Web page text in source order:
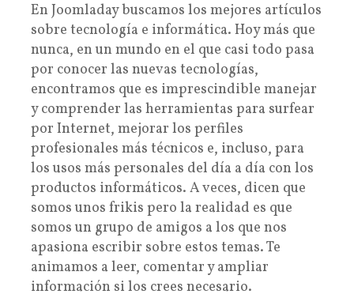
En Joomladay buscamos los mejores artículos
sobre tecnología e informática. Hoy más que
nunca, en un mundo en el que casi todo pasa
por conocer las nuevas tecnologías,
encontramos que es imprescindible manejar
y comprender las herramientas para surfear
por Internet, mejorar los perfiles
profesionales más técnicos e, incluso, para
los usos más personales del día a día con los
productos informáticos. A veces, dicen que
somos unos frikis pero la realidad es que
somos un grupo de amigos a los que nos
apasiona escribir sobre estos temas. Te
animamos a leer, comentar y ampliar
información si los crees necesario.